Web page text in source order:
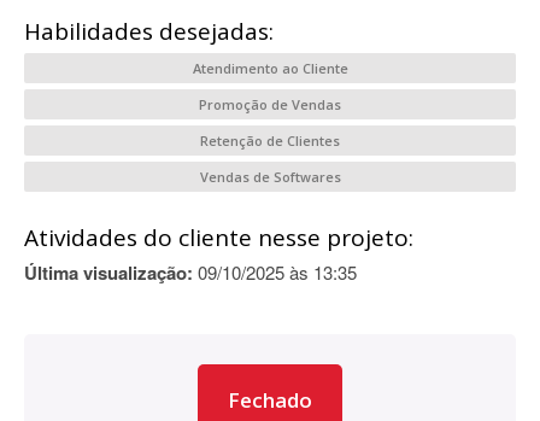
Habilidades desejadas:
Atendimento ao Cliente
Promoção de Vendas
Retenção de Clientes
Vendas de Softwares
Atividades do cliente nesse projeto:
Última visualização: 09/10/2025 às 13:35
Fechado